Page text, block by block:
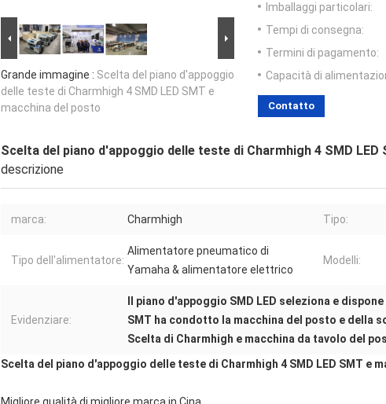
Grande immagine : Scelta del piano d'appoggio
delle teste di Charmhigh 4 SMD LED SMT e
macchina del posto
Imballaggi particolari:
Tempi di consegna:
Termini di pagamento:
Capacità di
Contatto
Scelta del piano d'appoggio delle teste di Charmhigh 4 SMD LED
descrizione
marca: Charmhigh Tipo:
Tipo dell'alimentatore:
Alimentatore pneumatico di
Yamaha & alimentatore elettrico
Modelli:
Evidenziare:
Il piano d'appoggio SMD LED seleziona e
SMT ha condotto la macchina del posto e della
Scelta di Charmhigh e macchina da tavolo del
Scelta del piano d'appoggio delle teste di Charmhigh 4 SMD LED SMT e